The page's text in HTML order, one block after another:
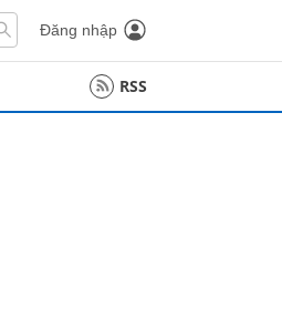
Đăng nhập
RSS